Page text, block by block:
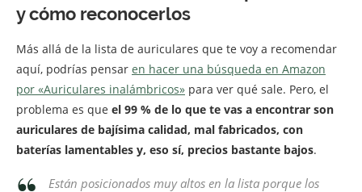
y cómo reconocerlos
Más allá de la lista de auriculares que te voy a recomendar
aquí, podrías pensar en hacer una búsqueda en Amazon
por «Auriculares inalámbricos» para ver qué sale. Pero, el
problema es que el 99 % de lo que te vas a encontrar son
auriculares de bajísima calidad, mal fabricados, con
baterías lamentables y, eso sí, precios bastante bajos.
Están posicionados muy altos en la lista porque los